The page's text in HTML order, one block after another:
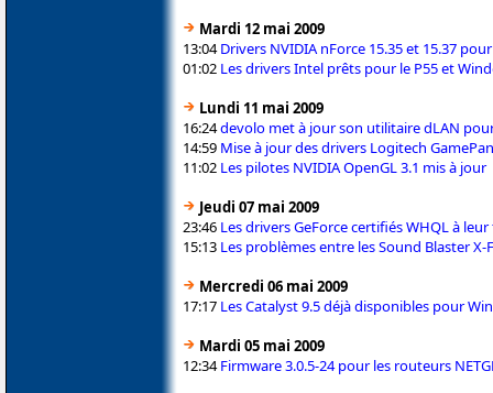
Mardi 12 mai 2009
13:04Drivers NVIDIA nForce 15.35 et 15.37
01:02 Les drivers Intel prêts pour le P55 et
Lundi 11 mai 2009
16:24devolo met à jour son utilitaire dLAN
14:59 Mise à jour des drivers Logitech
11:02 Les pilotes NVIDIA OpenGL 3.1 mis à jour
Jeudi 07 mai 2009
23:46 Les drivers GeForce certifiés WHQL à
15:13 Les problèmes entre les Sound Blaster X-
Mercredi 06 mai 2009
17:17 Les Catalyst 9.5 déjà disponibles pour
Mardi 05 mai 2009
12:34Firmware 3.0.5-24 pour les routeurs